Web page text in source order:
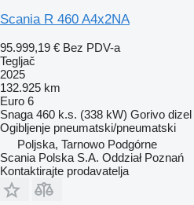
Scania R 460 A4x2NA
95.999,19 € Bez PDV-a
Tegljač
2025
132.925 km
Euro 6
Snaga 460 k.s. (338 kW) Gorivo dizel
Ogibljenje pneumatski/pneumatski
Poljska, Tarnowo Podgórne
Scania Polska S.A. Oddział Poznań
Kontaktirajte prodavatelja